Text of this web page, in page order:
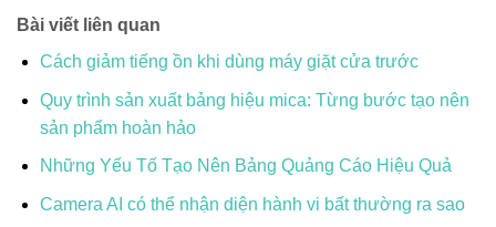
Bài viết liên quan
Cách giảm tiếng ồn khi dùng máy giặt cửa trước
Quy trình sản xuất bảng hiệu mica: Từng bước tạo nên
sản phẩm hoàn hảo
Những Yếu Tố Tạo Nên Bảng Quảng Cáo Hiệu Quả
Camera AI có thể nhận diện hành vi bất thường ra sao